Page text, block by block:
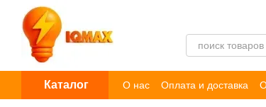
Перейти к основному контенту
Каталог О нас Оплата и доставка
Пользовательское